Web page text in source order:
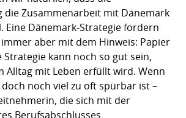
die Zusammenarbeit mit Dänemark
Eine Dänemark-Strategie fordern
aber mit dem Hinweis: Papier
Strategie kann noch so gut sein,
Alltag mit Leben erfüllt wird. Wenn
noch viel zu oft spürbar ist –
die sich mit der
Berufsabschlusses